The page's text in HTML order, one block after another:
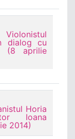
dialog cu
(8 aprilie
Horia
Ioana
2014)